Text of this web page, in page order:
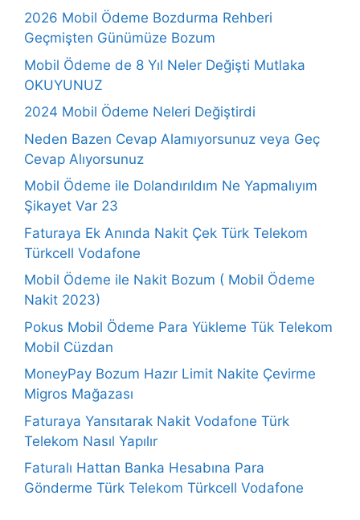
2026 Mobil Ödeme Bozdurma Rehberi
Geçmişten Günümüze Bozum
Mobil Ödeme de 8 Yıl Neler Değişti Mutlaka
OKUYUNUZ
2024 Mobil Ödeme Neleri Değiştirdi
Neden Bazen Cevap Alamıyorsunuz veya Geç
Cevap Alıyorsunuz
Mobil Ödeme ile Dolandırıldım Ne Yapmalıyım
Şikayet Var 23
Faturaya Ek Anında Nakit Çek Türk Telekom
Türkcell Vodafone
Mobil Ödeme ile Nakit Bozum ( Mobil Ödeme
Nakit 2023)
Pokus Mobil Ödeme Para Yükleme Tük Telekom
Mobil Cüzdan
MoneyPay Bozum Hazır Limit Nakite Çevirme
Migros Mağazası
Faturaya Yansıtarak Nakit Vodafone Türk
Telekom Nasıl Yapılır
Faturalı Hattan Banka Hesabına Para
Gönderme Türk Telekom Türkcell Vodafone